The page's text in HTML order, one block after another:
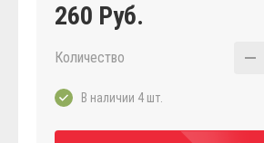
260 Руб.
Количество
В наличии 4 шт.